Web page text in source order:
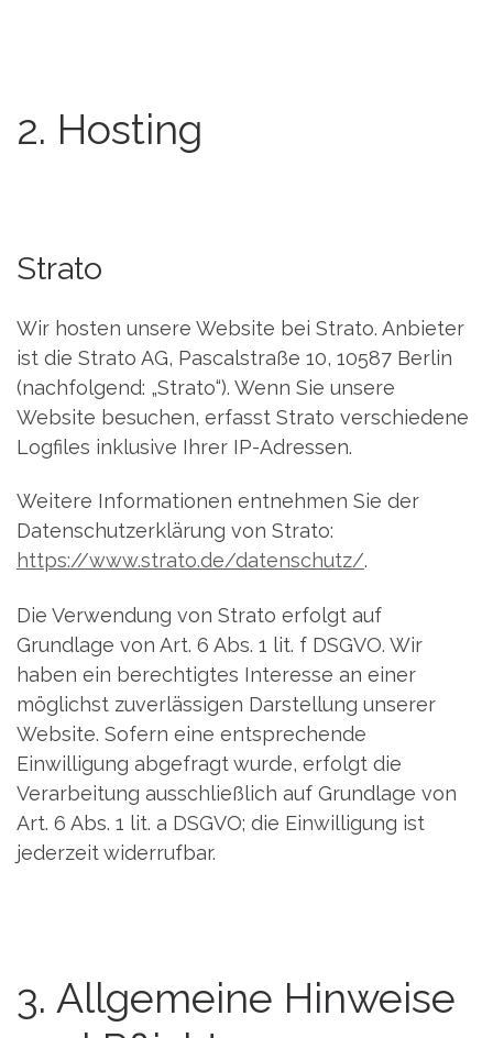
2. Hosting
Strato
Wir hosten unsere Website bei Strato. Anbieter
ist die Strato AG, Pascalstraße 10, 10587 Berlin
(nachfolgend: „Strato“). Wenn Sie unsere
Website besuchen, erfasst Strato verschiedene
Logfiles inklusive Ihrer IP-Adressen.
Weitere Informationen entnehmen Sie der
Datenschutzerklärung von Strato:
https://www.strato.de/datenschutz/.
Die Verwendung von Strato erfolgt auf
Grundlage von Art. 6 Abs. 1 lit. f DSGVO. Wir
haben ein berechtigtes Interesse an einer
möglichst zuverlässigen Darstellung unserer
Website. Sofern eine entsprechende
Einwilligung abgefragt wurde, erfolgt die
Verarbeitung ausschließlich auf Grundlage von
Art. 6 Abs. 1 lit. a DSGVO; die Einwilligung ist
jederzeit widerrufbar.
3. Allgemeine Hinweise